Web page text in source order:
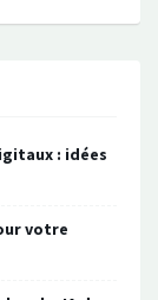
: idées
votre